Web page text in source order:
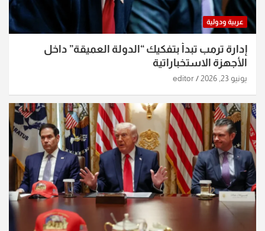
عربية ودولية
إدارة ترمب تبدأ بتفكيك “الدولة العميقة” داخل
الأجهزة الاستخباراتية
يونيو 23, 2026 editor